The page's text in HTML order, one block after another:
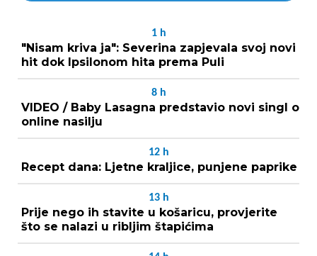
1 h
"Nisam kriva ja": Severina zapjevala svoj novi
hit dok Ipsilonom hita prema Puli
8 h
VIDEO / Baby Lasagna predstavio novi singl o
online nasilju
12 h
Recept dana: Ljetne kraljice, punjene paprike
13 h
Prije nego ih stavite u košaricu, provjerite
što se nalazi u ribljim štapićima